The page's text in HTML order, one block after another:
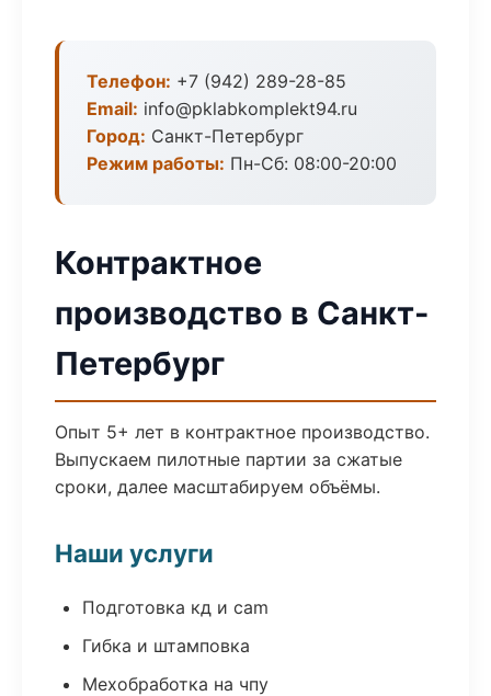
Телефон: +7 (942) 289-28-85
Email: info@pklabkomplekt94.ru
Город: Санкт-Петербург
Режим работы: Пн-Сб: 08:00-20:00
Контрактное
производство в Санкт-
Петербург
Опыт 5+ лет в контрактное производство.
Выпускаем пилотные партии за сжатые
сроки, далее масштабируем объёмы.
Наши услуги
Подготовка кд и cam
Гибка и штамповка
Мехобработка на чпу